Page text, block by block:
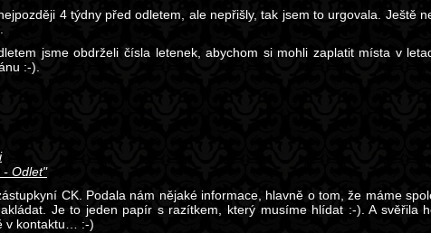
4 týdny před odletem, ale nepřišly, tak jsem to urgovala. Ještě
jsme obdrželi čísla letenek, abychom si mohli zaplatit místa v
:-).
- Odlet"
CK. Podala nám nějaké informace, hlavně o tom, že máme
Je to jeden papír s razítkem, který musíme hlídat :-). A svěřila
v kontaktu… :-)